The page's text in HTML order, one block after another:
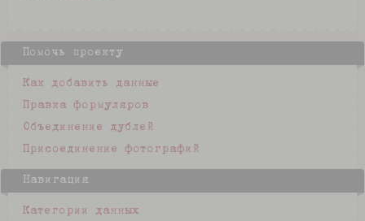
Помочь проекту
Как добавить данные
Правка формуляров
Объединение дублей
Присоединение фотографий
Навигация
Категории данных